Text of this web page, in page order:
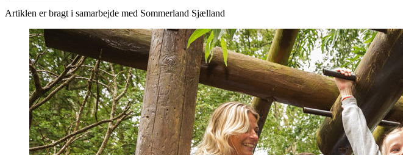
Artiklen er bragt i samarbejde med Sommerland Sjælland